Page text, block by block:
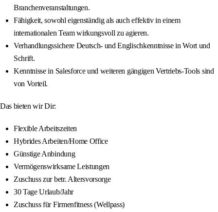
Branchenveranstaltungen.
Fähigkeit, sowohl eigenständig als auch effektiv in einem
internationalen Team wirkungsvoll zu agieren.
Verhandlungssichere Deutsch- und Englischkenntnisse in Wort und
Schrift.
Kenntnisse in Salesforce und weiteren gängigen Vertriebs-Tools sind
von Vorteil.
Das bieten wir Dir:
Flexible Arbeitszeiten
Hybrides Arbeiten/Home Office
Günstige Anbindung
Vermögenswirksame Leistungen
Zuschuss zur betr. Altersvorsorge
30 Tage Urlaub/Jahr
Zuschuss für Firmenfitness (Wellpass)